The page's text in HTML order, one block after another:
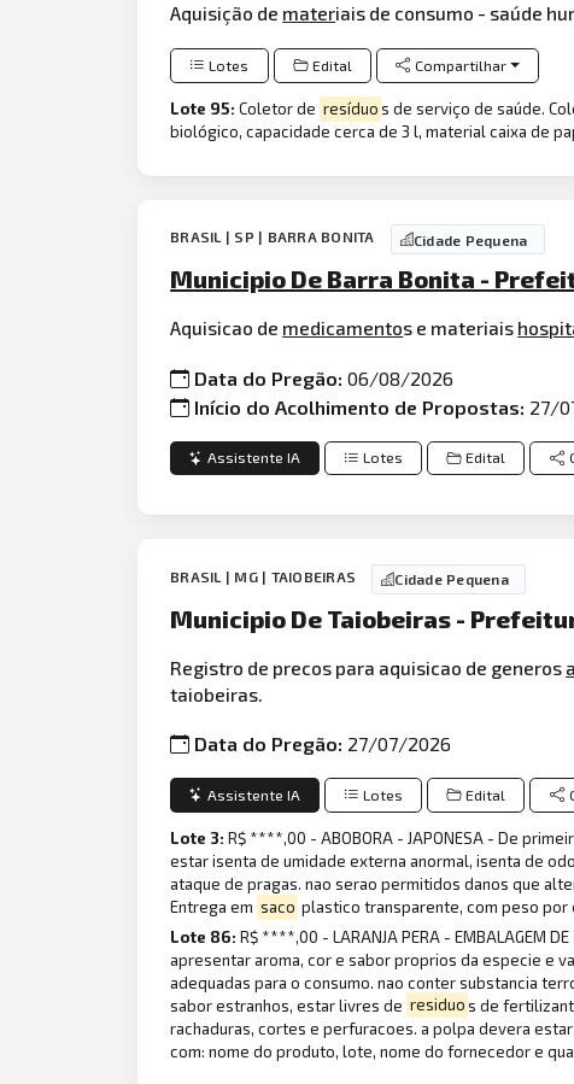
Aquisição de materiais de consumo - saúde
Lotes Edital Compartilhar
Lote 95:Coletor de resíduos de serviço de saúde.
biológico, capacidade cerca de 3 l, material caixa de
BRASIL | SP | BARRA BONITA Cidade Pequena
Municipio De Barra Bonita -
Aquisicao de medicamentos e materiais
Data do Pregão:06/08/2026
Início do Acolhimento de Propostas: 27/
Assistente IA Lotes Edital
BRASIL | MG | TAIOBEIRAS Cidade Pequena
Municipio De Taiobeiras -
Registro de precos para aquisicao de generos
taiobeiras.
Data do Pregão: 27/07/2026
Assistente IA Lotes Edital
Lote 3:R$ ****,00 - ABOBORA - JAPONESA - De
estar isenta de umidade externa anormal, isenta de
ataque de pragas. nao serao permitidos danos que
Entrega em saco plastico transparente, com peso por
Lote 86:R$ ****,00 - LARANJA PERA - EMBALAGEM
apresentar aroma, cor e sabor proprios da especie e
adequadas para o consumo. nao conter substancia
sabor estranhos, estar livres de residuos de
rachaduras, cortes e perfuracoes. a polpa devera
com: nome do produto, lote, nome do fornecedor e